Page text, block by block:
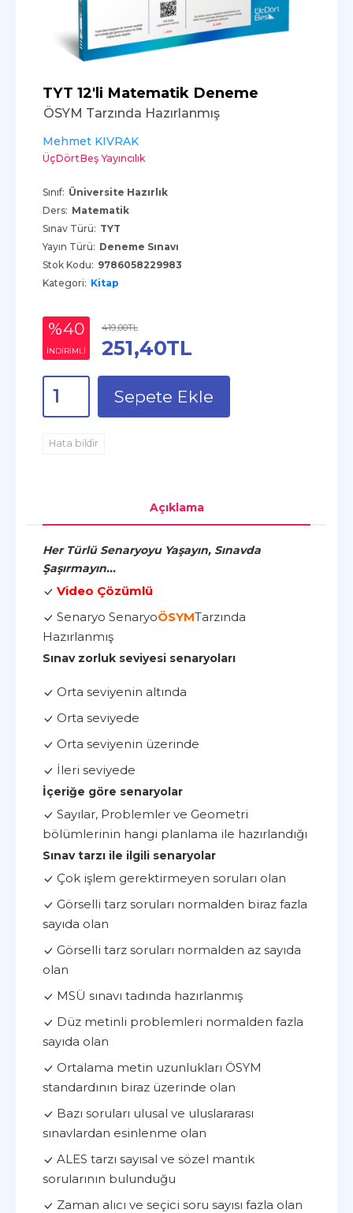
TYT 12'li Matematik Deneme
ÖSYM Tarzında Hazırlanmış
Mehmet KIVRAK
ÜçDörtBeş Yayıncılık
Sınıf: Üniversite Hazırlık
Ders: Matematik
Sınav Türü: TYT
Yayın Türü: Deneme Sınavı
Stok Kodu: 9786058229983
Kategori: Kitap
%40
INDIRIMLI
419,00TL
251,40TL
Sepete Ekle
Hata bildir
Açıklama
Her Türlü Senaryoyu Yaşayın, Sınavda
Şaşırmayın...
Video Çözümlü
Senaryo SenaryoÖSYMTarzında
Hazırlanmış
Sınav zorluk seviyesi senaryoları
Orta seviyenin altında
Orta seviyede
Orta seviyenin üzerinde
İleri seviyede
İçeriğe göre senaryolar
Sayılar, Problemler ve Geometri
bölümlerinin hangi planlama ile hazırlandığı
Sınav tarzı ile ilgili senaryolar
Çok işlem gerektirmeyen soruları olan
Görselli tarz soruları normalden biraz fazla
sayıda olan
Görselli tarz soruları normalden az sayıda
olan
MSÜ sınavı tadında hazırlanmış
Düz metinli problemleri normalden fazla
sayıda olan
Ortalama metin uzunlukları ÖSYM
standardının biraz üzerinde olan
Bazı soruları ulusal ve uluslararası
sınavlardan esinlenme olan
ALES tarzı sayısal ve sözel mantık
sorularının bulunduğu
Zaman alıcı ve seçici soru sayısı fazla olan